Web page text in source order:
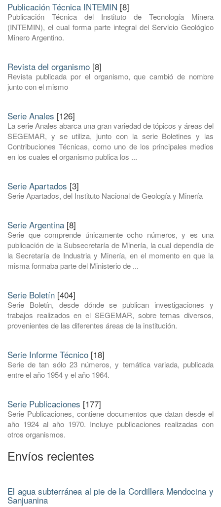
Publicación Técnica INTEMIN [8]
Publicación Técnica del Instituto de Tecnología Minera
(INTEMIN), el cual forma parte integral del Servicio Geológico
Minero Argentino.
Revista del organismo [8]
Revista publicada por el organismo, que cambió de nombre
junto con el mismo
Serie Anales [126]
La serie Anales abarca una gran variedad de tópicos y áreas del
SEGEMAR, y se utiliza, junto con la serie Boletines y las
Contribuciones Técnicas, como uno de los principales medios
en los cuales el organismo publica los ...
Serie Apartados [3]
Serie Apartados, del Instituto Nacional de Geología y Minería
Serie Argentina [8]
Serie que comprende únicamente ocho números, y es una
publicación de la Subsecretaría de Minería, la cual dependía de
la Secretaría de Industria y Minería, en el momento en que la
misma formaba parte del Ministerio de ...
Serie Boletín [404]
Serie Boletín, desde dónde se publican investigaciones y
trabajos realizados en el SEGEMAR, sobre temas diversos,
provenientes de las diferentes áreas de la institución.
Serie Informe Técnico [18]
Serie de tan sólo 23 números, y temática variada, publicada
entre el año 1954 y el año 1964.
Serie Publicaciones [177]
Serie Publicaciones, contiene documentos que datan desde el
año 1924 al año 1970. Incluye publicaciones realizadas con
otros organismos.
Envíos recientes
El agua subterránea al pie de la Cordillera Mendocina y
Sanjuanina